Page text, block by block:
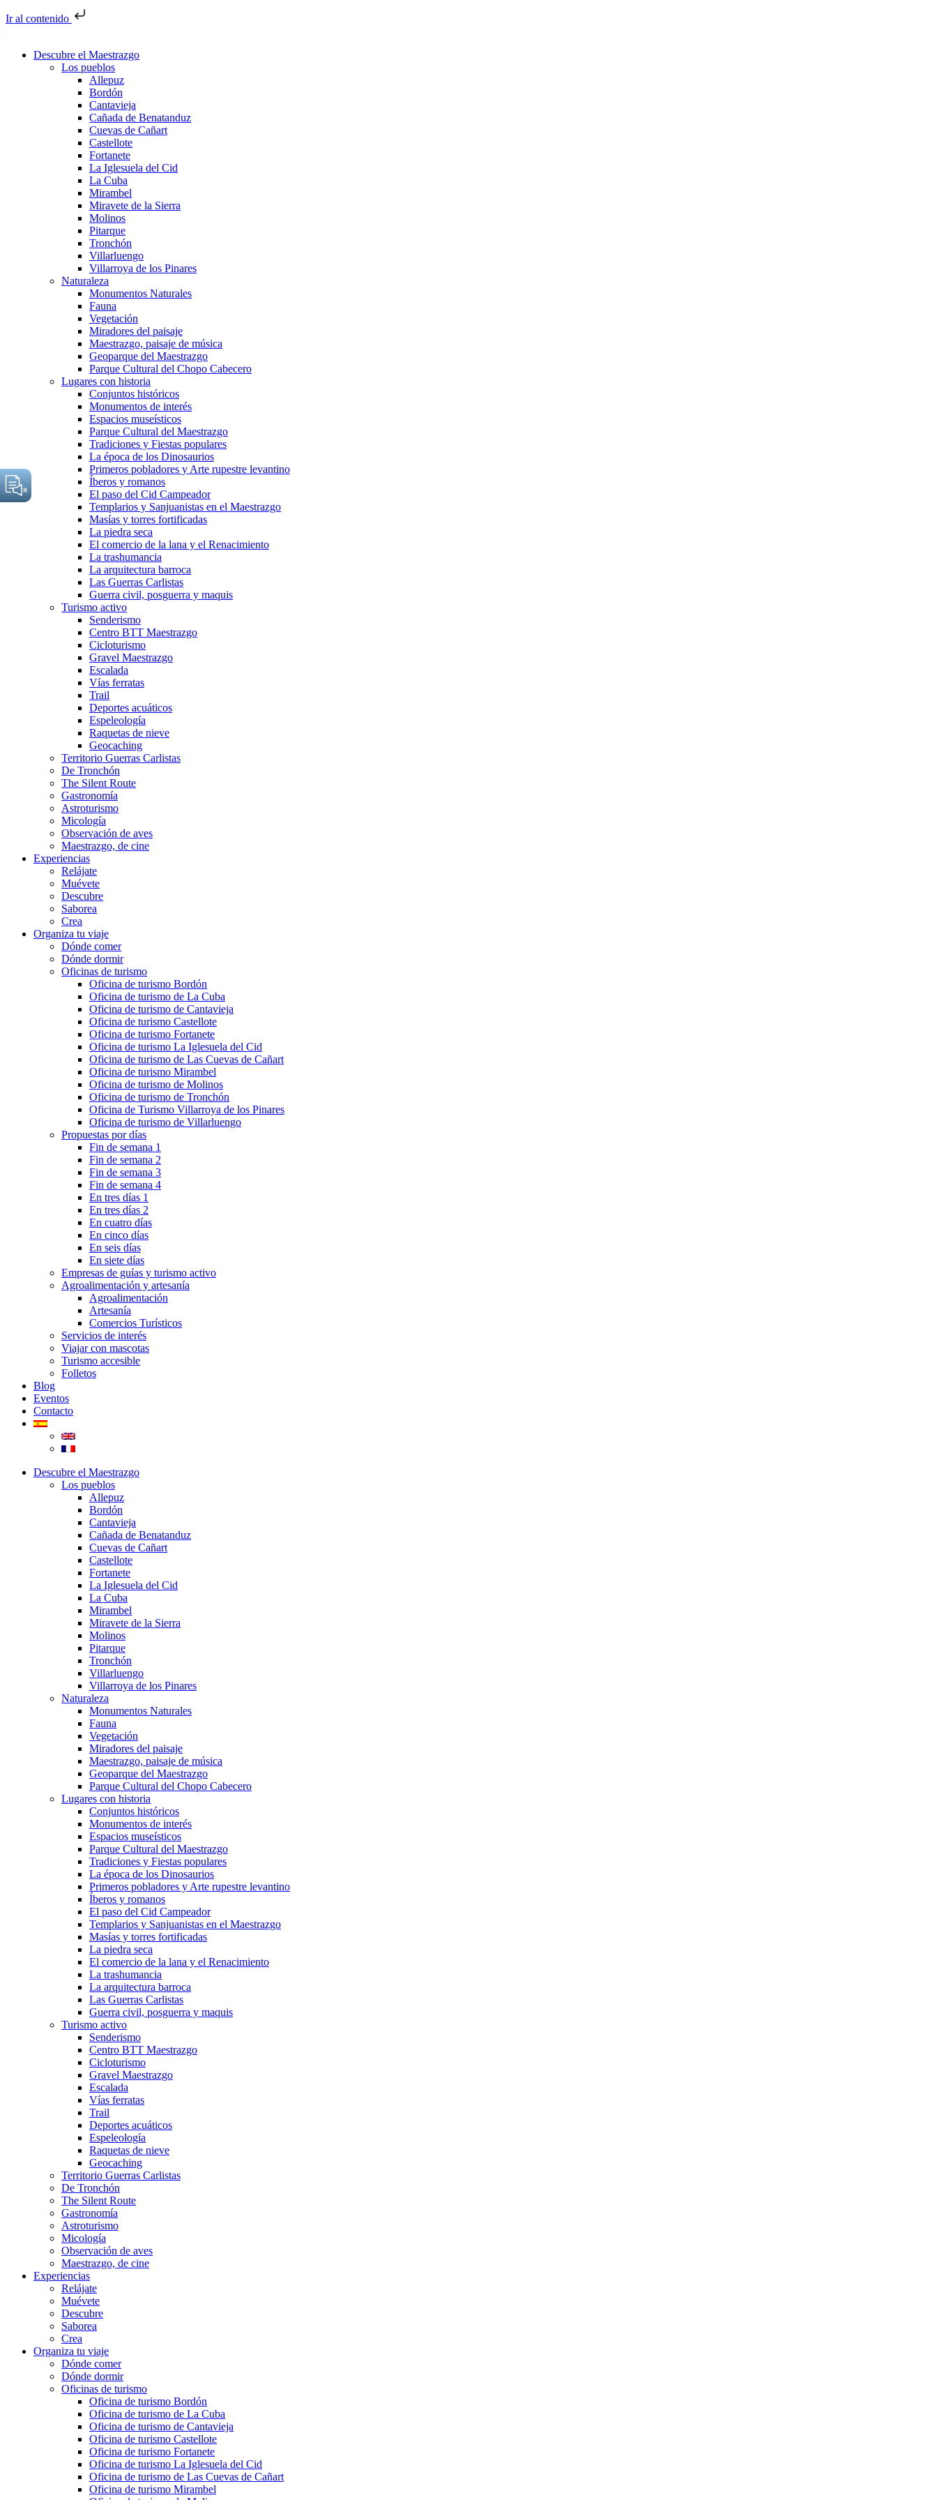
Ir al contenido
Descubre el Maestrazgo
Los pueblos
Allepuz
Bordón
Cantavieja
Cañada de Benatanduz
Cuevas de Cañart
Castellote
Fortanete
La Iglesuela del Cid
La Cuba
Mirambel
Miravete de la Sierra
Molinos
Pitarque
Tronchón
Villarluengo
Villarroya de los Pinares
Naturaleza
Monumentos Naturales
Fauna
Vegetación
Miradores del paisaje
Maestrazgo, paisaje de música
Geoparque del Maestrazgo
Parque Cultural del Chopo Cabecero
Lugares con historia
Conjuntos históricos
Monumentos de interés
Espacios museísticos
Parque Cultural del Maestrazgo
Tradiciones y Fiestas populares
La época de los Dinosaurios
Primeros pobladores y Arte rupestre levantino
Íberos y romanos
El paso del Cid Campeador
Templarios y Sanjuanistas en el Maestrazgo
Masías y torres fortificadas
La piedra seca
El comercio de la lana y el Renacimiento
La trashumancia
La arquitectura barroca
Las Guerras Carlistas
Guerra civil, posguerra y maquis
Turismo activo
Senderismo
Centro BTT Maestrazgo
Cicloturismo
Gravel Maestrazgo
Escalada
Vías ferratas
Trail
Deportes acuáticos
Espeleología
Raquetas de nieve
Geocaching
Territorio Guerras Carlistas
De Tronchón
The Silent Route
Gastronomía
Astroturismo
Micología
Observación de aves
Maestrazgo, de cine
Experiencias
Relájate
Muévete
Descubre
Saborea
Crea
Organiza tu viaje
Dónde comer
Dónde dormir
Oficinas de turismo
Oficina de turismo Bordón
Oficina de turismo de La Cuba
Oficina de turismo de Cantavieja
Oficina de turismo Castellote
Oficina de turismo Fortanete
Oficina de turismo La Iglesuela del Cid
Oficina de turismo de Las Cuevas de Cañart
Oficina de turismo Mirambel
Oficina de turismo de Molinos
Oficina de turismo de Tronchón
Oficina de Turismo Villarroya de los Pinares
Oficina de turismo de Villarluengo
Propuestas por días
Fin de semana 1
Fin de semana 2
Fin de semana 3
Fin de semana 4
En tres días 1
En tres días 2
En cuatro días
En cinco días
En seis días
En siete días
Empresas de guías y turismo activo
Agroalimentación y artesanía
Agroalimentación
Artesanía
Comercios Turísticos
Servicios de interés
Viajar con mascotas
Turismo accesible
Folletos
Blog
Eventos
Contacto
Descubre el Maestrazgo
Los pueblos
Allepuz
Bordón
Cantavieja
Cañada de Benatanduz
Cuevas de Cañart
Castellote
Fortanete
La Iglesuela del Cid
La Cuba
Mirambel
Miravete de la Sierra
Molinos
Pitarque
Tronchón
Villarluengo
Villarroya de los Pinares
Naturaleza
Monumentos Naturales
Fauna
Vegetación
Miradores del paisaje
Maestrazgo, paisaje de música
Geoparque del Maestrazgo
Parque Cultural del Chopo Cabecero
Lugares con historia
Conjuntos históricos
Monumentos de interés
Espacios museísticos
Parque Cultural del Maestrazgo
Tradiciones y Fiestas populares
La época de los Dinosaurios
Primeros pobladores y Arte rupestre levantino
Íberos y romanos
El paso del Cid Campeador
Templarios y Sanjuanistas en el Maestrazgo
Masías y torres fortificadas
La piedra seca
El comercio de la lana y el Renacimiento
La trashumancia
La arquitectura barroca
Las Guerras Carlistas
Guerra civil, posguerra y maquis
Turismo activo
Senderismo
Centro BTT Maestrazgo
Cicloturismo
Gravel Maestrazgo
Escalada
Vías ferratas
Trail
Deportes acuáticos
Espeleología
Raquetas de nieve
Geocaching
Territorio Guerras Carlistas
De Tronchón
The Silent Route
Gastronomía
Astroturismo
Micología
Observación de aves
Maestrazgo, de cine
Experiencias
Relájate
Muévete
Descubre
Saborea
Crea
Organiza tu viaje
Dónde comer
Dónde dormir
Oficinas de turismo
Oficina de turismo Bordón
Oficina de turismo de La Cuba
Oficina de turismo de Cantavieja
Oficina de turismo Castellote
Oficina de turismo Fortanete
Oficina de turismo La Iglesuela del Cid
Oficina de turismo de Las Cuevas de Cañart
Oficina de turismo Mirambel